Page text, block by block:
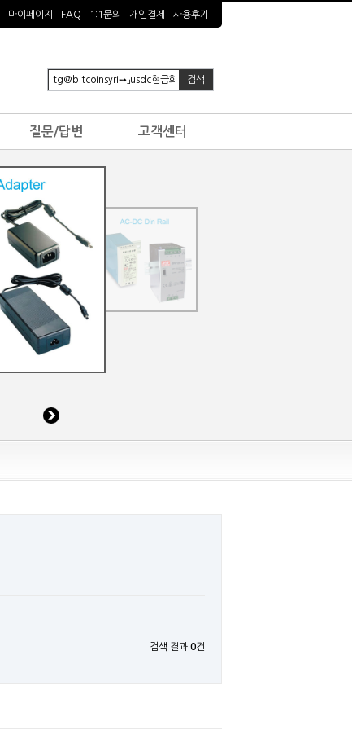
마이페이지 FAQ 1:1문의 개인결제 사용후기
질문/답변 고객센터
검색 결과 0건